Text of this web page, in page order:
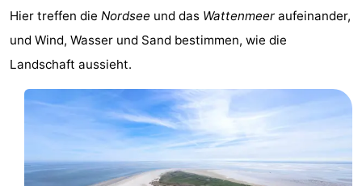
Ameland
Zimmer
(mit
Lastminutes
Sehen
Hier treffen die Nordsee und das Wattenmeer aufeinander,
und Wind, Wasser und Sand bestimmen, wie die
Landschaft aussieht.